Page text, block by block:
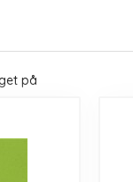
på